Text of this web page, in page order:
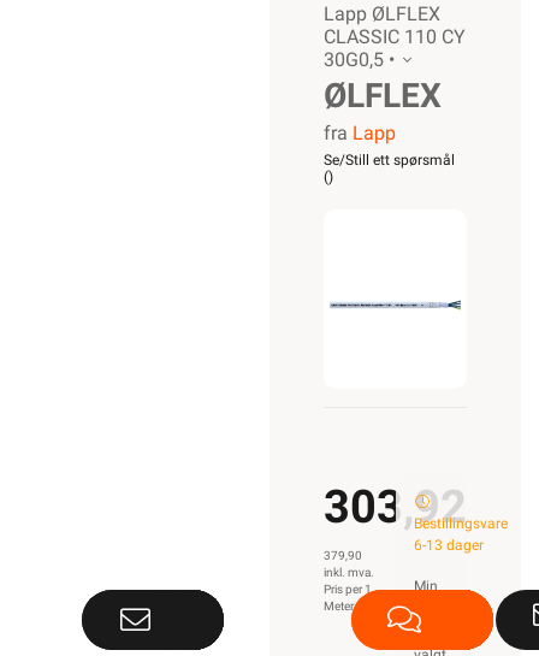
Lapp ØLFLEX
CLASSIC 110 CY
30G0,5 •
ØLFLEX
CLASSIC
110 CY
fra Lapp
Se/Still ett spørsmål
()
303,92
379,90
inkl. mva.
Pris per 1
Meter
Bestillingsvare
6-13 dager
Min
butikk
ikke